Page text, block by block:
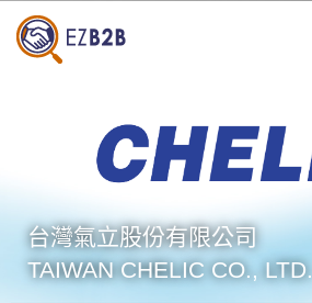
台灣氣立股份有限公司
TAIWAN CHELIC CO., LTD.